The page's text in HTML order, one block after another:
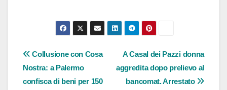
Navigazione
articoli
A Casal dei Pazzi donna
aggredita dopo prelievo al
bancomat. Arrestato
Collusione con Cosa
Nostra: a Palermo
confisca di beni per 150